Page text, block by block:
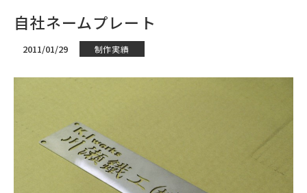
お知らせ
自社ネームプレート
2011/01/29 制作実績